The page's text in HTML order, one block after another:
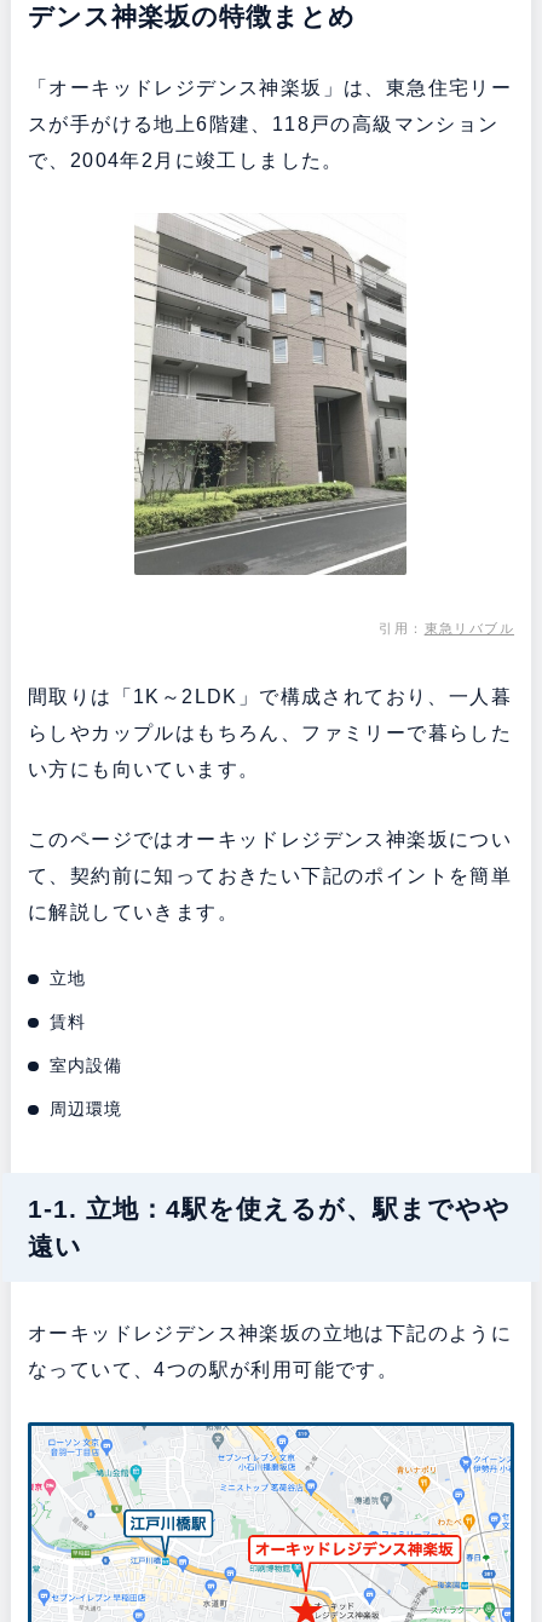
デンス神楽坂の特徴まとめ
「オーキッドレジデンス神楽坂」は、東急住宅リー
スが手がける地上6階建、118戸の高級マンション
で、2004年2月に竣工しました。
引用： 東急リバブル
間取りは「1K～2LDK」で構成されており、一人暮
らしやカップルはもちろん、ファミリーで暮らした
い方にも向いています。
このページではオーキッドレジデンス神楽坂につい
て、契約前に知っておきたい下記のポイントを簡単
に解説していきます。
立地
賃料
室内設備
周辺環境
1-1. 立地：4駅を使えるが、駅までやや
遠い
オーキッドレジデンス神楽坂の立地は下記のように
なっていて、4つの駅が利用可能です。